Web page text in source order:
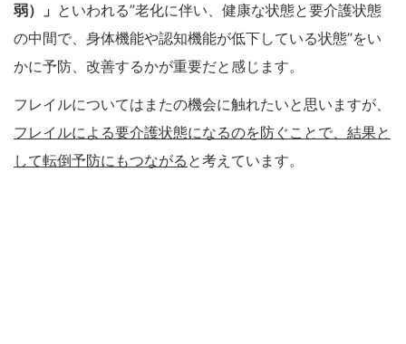
弱）
」 といわれる”老化に伴い、健康な状態と要介護状態
の中間で、身体機能や認知機能が低下している状態”をい
かに予防、改善するかが重要だと感じます。
フレイルについてはまたの機会に触れたいと思いますが、
フレイルによる要介護状態になるのを防ぐことで、結果と
して転倒予防にもつながる と考えています。